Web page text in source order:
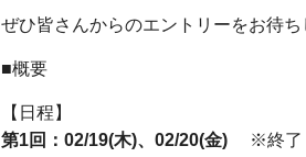
ぜひ皆さんからのエントリーをお待
■概要
【日程】
第1回：02/19(木)、02/20(金) ※終了